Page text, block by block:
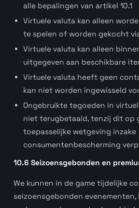
alle bepalingen van artikel 10.1
Virtuele valuta kan alleen
te spelen of worden gekocht
Virtuele valuta kan alleen
uitgegeven aan beschikbare
Virtuele valuta heeft geen
kan niet worden ingewisseld
Ongebruikte tegoeden in
niet terugbetaald, tenzij dit op
toepasselijke wetgeving inzake
consumentenbescherming
10.6 Seizoensgebonden en
We kunnen in de game tijdelijke
seizoensgebonden